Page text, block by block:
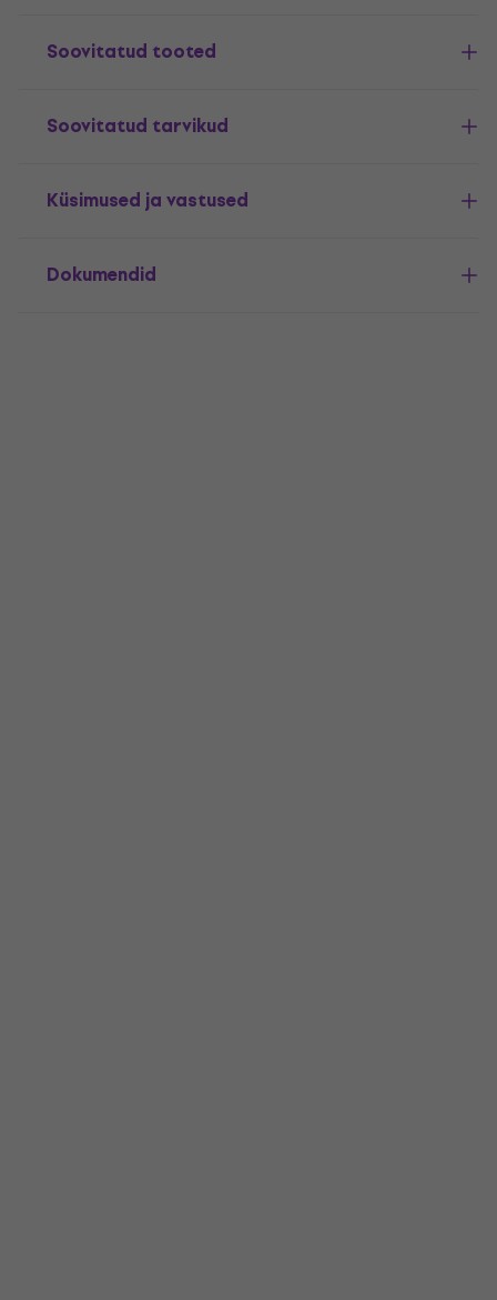
Soovitatud tooted
Soovitatud tarvikud
Küsimused ja vastused
Dokumendid